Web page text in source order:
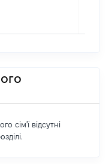
сім'ї відсутні